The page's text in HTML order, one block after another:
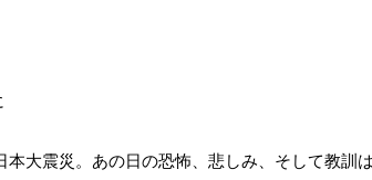
本大震災。あの日の恐怖、悲しみ、そして教訓